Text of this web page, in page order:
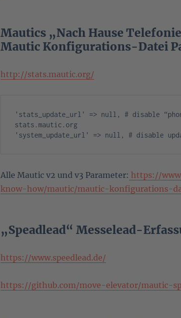
Mautics „Nach Hause
Mautic Konfigurations-Datei
http://stats.mautic.org/
'stats_update_url' => null, # disable
stats.mautic.org
'system_update_url' => null, # disable
Alle Mautic v2 und v3 Parameter: https://
know-how/mautic/mautic-konfigurations-
„Speadlead“ Messelead-
https://www.speedlead.de/
https://github.com/move-elevator/mautic-